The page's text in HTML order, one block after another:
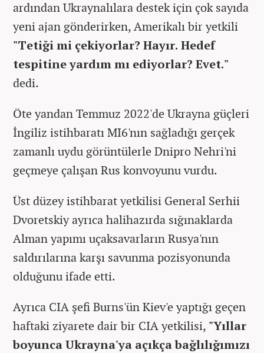
ardından Ukraynalılara destek için çok sayıda
yeni ajan gönderirken, Amerikalı bir yetkili
"Tetiği mi çekiyorlar? Hayır. Hedef
tespitine yardım mı ediyorlar? Evet."
dedi.
Öte yandan Temmuz 2022'de Ukrayna güçleri
İngiliz istihbaratı MI6'nın sağladığı gerçek
zamanlı uydu görüntülerle Dnipro Nehri'ni
geçmeye çalışan Rus konvoyunu vurdu.
Üst düzey istihbarat yetkilisi General Serhii
Dvoretskiy ayrıca halihazırda sığınaklarda
Alman yapımı uçaksavarların Rusya'nın
saldırılarına karşı savunma pozisyonunda
olduğunu ifade etti.
Ayrıca CIA şefi Burns'ün Kiev'e yaptığı geçen
haftaki ziyarete dair bir CIA yetkilisi, "Yıllar
boyunca Ukrayna'ya açıkça bağlılığımızı